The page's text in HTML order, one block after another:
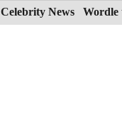
Celebrity News Wordle